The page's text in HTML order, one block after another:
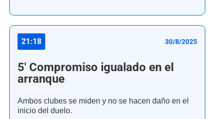
21:18 30/8/2025
5' Compromiso igualado en el
arranque
Ambos clubes se miden y no se hacen daño en el
inicio del duelo.